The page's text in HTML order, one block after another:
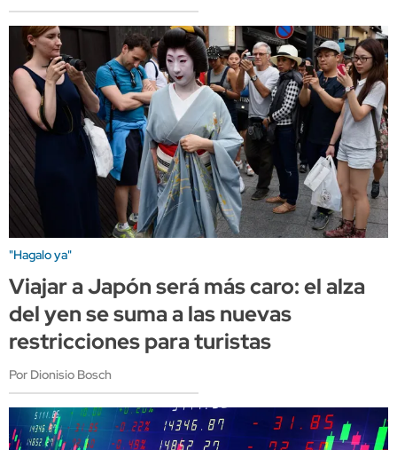
"Hagalo ya"
Viajar a Japón será más caro: el alza
del yen se suma a las nuevas
restricciones para turistas
Por Dionisio Bosch